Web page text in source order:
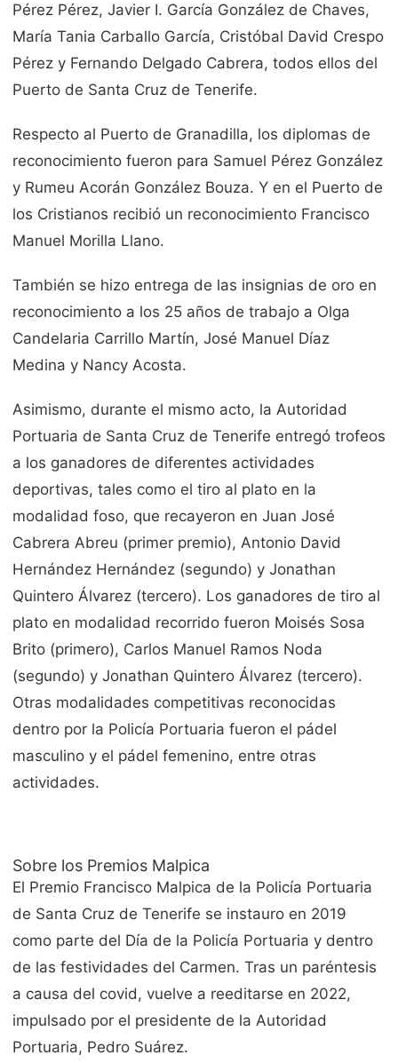
Pérez Pérez, Javier I. García González de Chaves,
María Tania Carballo García, Cristóbal David Crespo
Pérez y Fernando Delgado Cabrera, todos ellos del
Puerto de Santa Cruz de Tenerife.
Respecto al Puerto de Granadilla, los diplomas de
reconocimiento fueron para Samuel Pérez González
y Rumeu Acorán González Bouza. Y en el Puerto de
los Cristianos recibió un reconocimiento Francisco
Manuel Morilla Llano.
También se hizo entrega de las insignias de oro en
reconocimiento a los 25 años de trabajo a Olga
Candelaria Carrillo Martín, José Manuel Díaz
Medina y Nancy Acosta.
Asimismo, durante el mismo acto, la Autoridad
Portuaria de Santa Cruz de Tenerife entregó trofeos
a los ganadores de diferentes actividades
deportivas, tales como el tiro al plato en la
modalidad foso, que recayeron en Juan José
Cabrera Abreu (primer premio), Antonio David
Hernández Hernández (segundo) y Jonathan
Quintero Álvarez (tercero). Los ganadores de tiro al
plato en modalidad recorrido fueron Moisés Sosa
Brito (primero), Carlos Manuel Ramos Noda
(segundo) y Jonathan Quintero Álvarez (tercero).
Otras modalidades competitivas reconocidas
dentro por la Policía Portuaria fueron el pádel
masculino y el pádel femenino, entre otras
actividades.
Sobre los Premios Malpica
El Premio Francisco Malpica de la Policía Portuaria
de Santa Cruz de Tenerife se instauro en 2019
como parte del Día de la Policía Portuaria y dentro
de las festividades del Carmen. Tras un paréntesis
a causa del covid, vuelve a reeditarse en 2022,
impulsado por el presidente de la Autoridad
Portuaria, Pedro Suárez.